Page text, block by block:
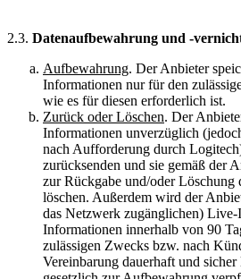
2.3. Datenaufbewahrung und -
Aufbewahrung. Der Anbieter
Informationen nur für den
wie es für diesen erforderlich ist.
Zurück oder Löschen. Der
Informationen unverzüglich
nach Aufforderung durch
zurücksenden und sie gemäß der
zur Rückgabe und/oder Löschung
löschen. Außerdem wird der
das Netzwerk zugänglichen) Live-
Informationen innerhalb von 90
zulässigen Zwecks bzw. nach
Vereinbarung dauerhaft und sicher